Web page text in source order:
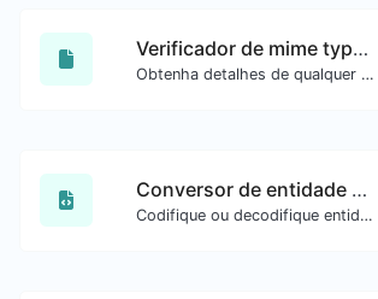
Verificador de mime type de arquivo
Obtenha detalhes de qualquer tipo de arquivo, como o mime type ou a data da última edição.
Conversor de entidade HTML
Codifique ou decodifique entidades HTML para qualquer entrada.